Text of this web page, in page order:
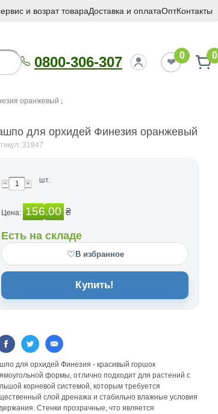
и возрат товараДоставка и оплатаОптКонтакты
0800-306-307 0 0
оранжевый
для орхидей Финезия оранжевый
31947
шт.
Цена: 156.00 ₴
Есть на складе
♡В избранное
Купить!
для орхидей Финезия - красивый горшок
формы, отлично подходит для растений с
корневой системой, которым требуется
слой дренажа и стабильно влажные условия
Стенки прозрачные, что является